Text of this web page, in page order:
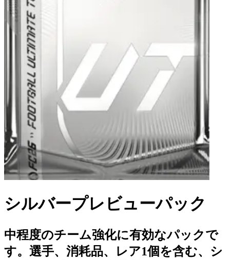
シルバープレビューパック
中程度のチーム強化に有効なパックで
す。選手、消耗品、レア1個を含む、シ